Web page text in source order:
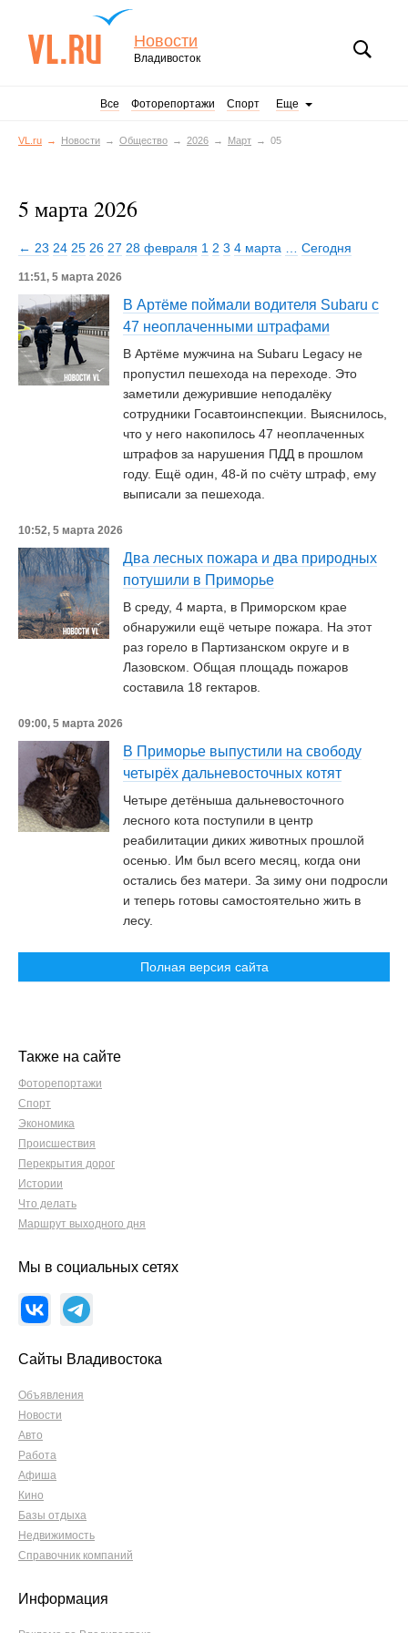
Новости
Владивосток
Все Фоторепортажи Спорт Еще
VL.ru Новости Общество 2026 Март 05
5 марта 2026
← 23 24 25 26 27 28 февраля 1 2 3 4 марта Сегодня
11:51, 5 марта 2026
В Артёме поймали водителя Subaru с
47 неоплаченными штрафами
В Артёме мужчина на Subaru Legacy не
пропустил пешехода на переходе. Это
заметили дежурившие неподалёку
сотрудники Госавтоинспекции. Выяснилось,
что у него накопилось 47 неоплаченных
штрафов за нарушения ПДД в прошлом
году. Ещё один, 48-й по счёту штраф, ему
выписали за пешехода.
10:52, 5 марта 2026
Два лесных пожара и два природных
потушили в Приморье
В среду, 4 марта, в Приморском крае
обнаружили ещё четыре пожара. На этот
раз горело в Партизанском округе и в
Лазовском. Общая площадь пожаров
составила 18 гектаров.
09:00, 5 марта 2026
В Приморье выпустили на свободу
четырёх дальневосточных котят
Четыре детёныша дальневосточного
лесного кота поступили в центр
реабилитации диких животных прошлой
осенью. Им был всего месяц, когда они
остались без матери. За зиму они подросли
и теперь готовы самостоятельно жить в
лесу.
Полная версия сайта
Также на сайте
Фоторепортажи
Спорт
Экономика
Происшествия
Перекрытия дорог
Истории
Что делать
Маршрут выходного дня
Мы в социальных сетях
Сайты Владивостока
Объявления
Новости
Авто
Работа
Афиша
Кино
Базы отдыха
Недвижимость
Справочник компаний
Информация